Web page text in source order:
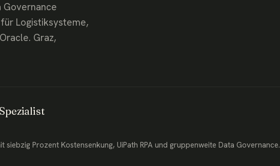
Governance
Logistiksysteme,
Graz,
siebzig Prozent Kostensenkung, UiPath RPA und gruppenweite Data Governance.